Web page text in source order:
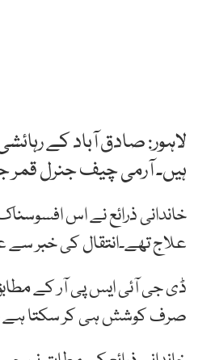
لاہور: صادق آباد کے
ہیں۔ آرمی چیف جنرل قمر
علاج تھے۔انتقال کی خبر سے
ڈی جی آئی ایس پی آر کے
صرف کوشش ہی کر سکتا ہے